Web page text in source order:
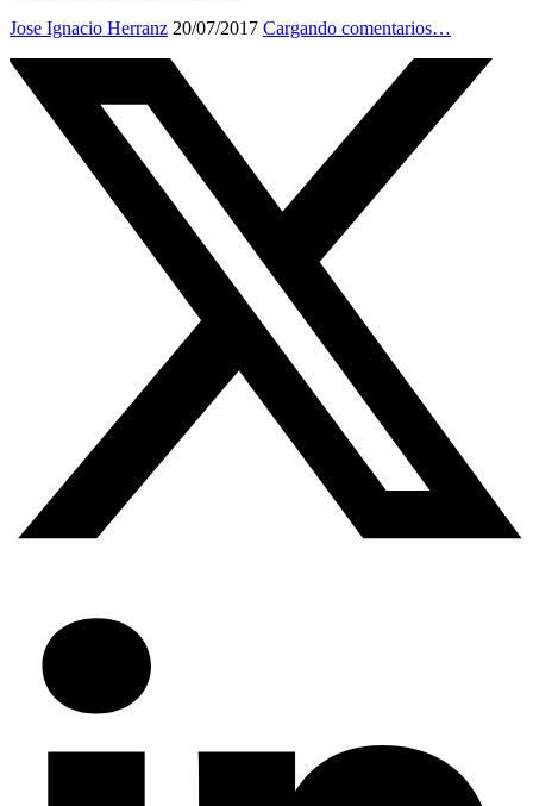
Jose Ignacio Herranz 20/07/2017 Cargando comentarios…